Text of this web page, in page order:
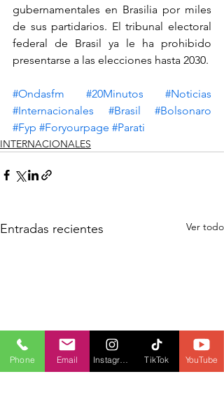
gubernamentales en Brasilia por miles
de sus partidarios. El tribunal electoral
federal de Brasil ya le ha prohibido
presentarse a las elecciones hasta 2030.
#Ondasfm #20Minutos
#Noticias
#Internacionales
#Brasil
#Bolsonaro
#Fyp #Foryourpage #Parati
INTERNACIONALES
Entradas recientes Ver todo
Phone Email TikTok YouTube